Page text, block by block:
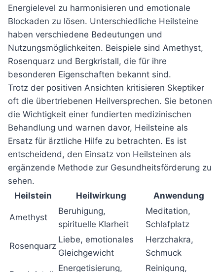
Energielevel zu harmonisieren und emotionale
Blockaden zu lösen. Unterschiedliche Heilsteine
haben verschiedene Bedeutungen und
Nutzungsmöglichkeiten. Beispiele sind Amethyst,
Rosenquarz und Bergkristall, die für ihre
besonderen Eigenschaften bekannt sind.
Trotz der positiven Ansichten kritisieren Skeptiker
oft die übertriebenen Heilversprechen. Sie betonen
die Wichtigkeit einer fundierten medizinischen
Behandlung und warnen davor, Heilsteine als
Ersatz für ärztliche Hilfe zu betrachten. Es ist
entscheidend, den Einsatz von Heilsteinen als
ergänzende Methode zur Gesundheitsförderung zu
sehen.
Heilstein
Heilwirkung Anwendung
Amethyst
Beruhigung,
spirituelle Klarheit
Meditation,
Schlafplatz
Rosenquarz
Liebe, emotionales
Gleichgewicht
Herzchakra,
Schmuck
Energetisierung, Reinigung,